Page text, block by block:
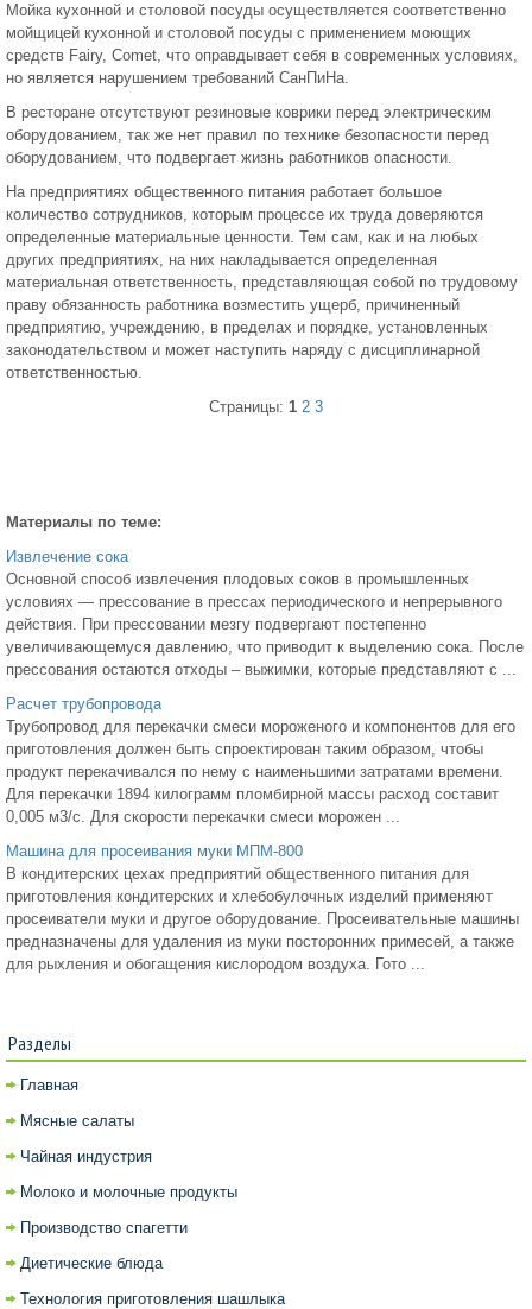
Мойка кухонной и столовой посуды осуществляется соответственно
мойщицей кухонной и столовой посуды с применением моющих
средств Fairy, Comet, что оправдывает себя в современных условиях,
но является нарушением требований СанПиНа.
В ресторане отсутствуют резиновые коврики перед электрическим
оборудованием, так же нет правил по технике безопасности перед
оборудованием, что подвергает жизнь работников опасности.
На предприятиях общественного питания работает большое
количество сотрудников, которым процессе их труда доверяются
определенные материальные ценности. Тем сам, как и на любых
других предприятиях, на них накладывается определенная
материальная ответственность, представляющая собой по трудовому
праву обязанность работника возместить ущерб, причиненный
предприятию, учреждению, в пределах и порядке, установленных
законодательством и может наступить наряду с дисциплинарной
ответственностью.
Страницы: 1 2 3
Материалы по теме:
Извлечение сока
Основной способ извлечения плодовых соков в промышленных
условиях — прессование в прессах периодического и непрерывного
действия. При прессовании мезгу подвергают постепенно
увеличивающемуся давлению, что приводит к выделению сока. После
прессования остаются отходы – выжимки, которые представляют с ...
Расчет трубопровода
Трубопровод для перекачки смеси мороженого и компонентов для его
приготовления должен быть спроектирован таким образом, чтобы
продукт перекачивался по нему с наименьшими затратами времени.
Для перекачки 1894 килограмм пломбирной массы расход составит
0,005 м3/c. Для скорости перекачки смеси морожен ...
Машина для просеивания муки МПМ-800
В кондитерских цехах предприятий общественного питания для
приготовления кондитерских и хлебобулочных изделий применяют
просеиватели муки и другое оборудование. Просеивательные машины
предназначены для удаления из муки посторонних примесей, а также
для рыхления и обогащения кислородом воздуха. Гото ...
Разделы
Главная
Мясные салаты
Чайная индустрия
Молоко и молочные продукты
Производство спагетти
Диетические блюда
Технология приготовления шашлыка